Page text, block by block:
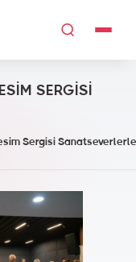
SERGİSİ
Sergisi